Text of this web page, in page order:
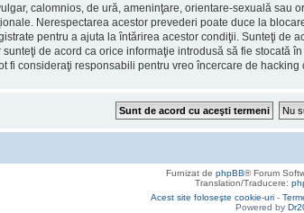
calomnios, de ură, ameninţare, orientare-sexuală
Nerespectarea acestor prevederi poate duce la
pentru a ajuta la întărirea acestor condiţii. Sunteţi de
de acord ca orice informaţie introdusă să fie
fi consideraţi responsabili pentru vreo încercare de
Furnizat de phpBB® Forum
Translation/Traducere:
Acest site foloseşte cookie-uri -
Powered by